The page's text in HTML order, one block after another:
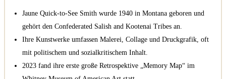
Jaune Quick-to-See Smith wurde 1940 in Montana geboren und
gehört den Confederated Salish and Kootenai Tribes an.
Ihre Kunstwerke umfassen Malerei, Collage und Druckgrafik, oft
mit politischem und sozialkritischem Inhalt.
2023 fand ihre erste große Retrospektive „Memory Map“ im